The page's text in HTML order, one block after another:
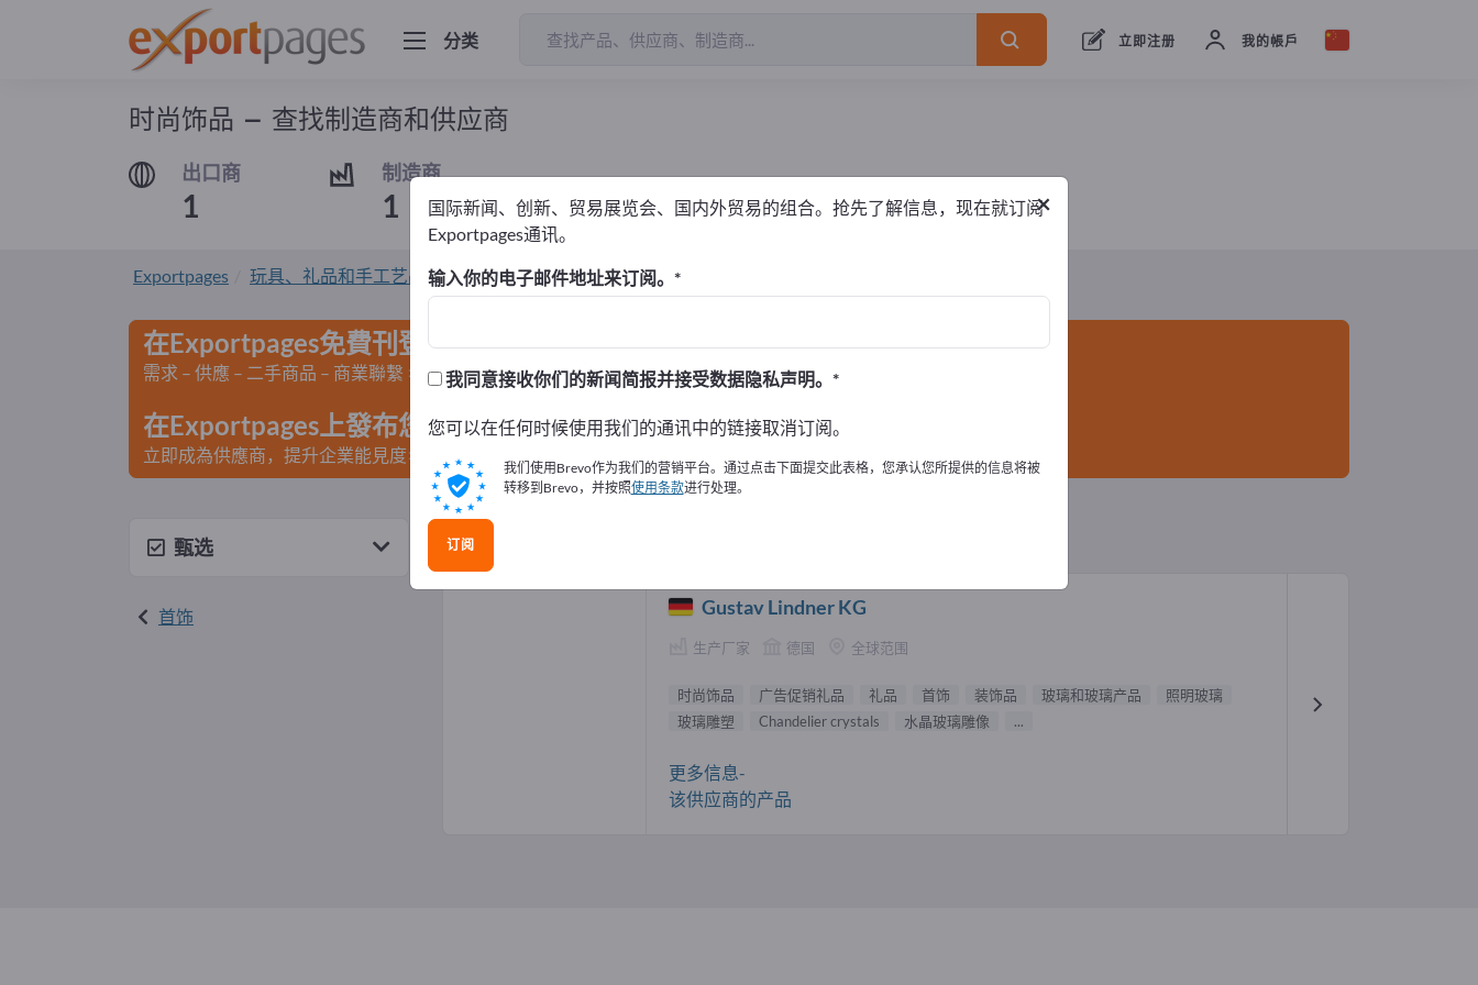
分类 立即注册 我的帳戶
时尚饰品 – 查找制造商和供应商
出口商
1
制造商
1
出口商1 制造商
Exportpages 玩具、礼品和手工艺品 首饰 时尚饰品
在Exportpages免費刊登廣告！
需求 – 供應 – 二手商品 – 商業聯繫 >> 由此開始
在Exportpages上發布您的公司與產品資訊。
立即成為供應商，提升企業能見度>> 點此發布資訊
甄选
首饰
时尚饰品 供應商 (1)
Gustav Lindner KG
生产厂家 德国 全球范围
时尚饰品 广告促销礼品 礼品 首饰 装饰品 玻璃和玻璃产品
照明玻璃
玻璃雕塑
Chandelier crystals 水晶玻璃雕像 ...
更多信息-
该供应商的产品
×
国际新闻、创新、贸易展览会、国内外贸易的组合。抢先了解信息，现在就订阅
Exportpages通讯。
输入你的电子邮件地址来订阅。
我同意接收你们的新闻简报并接受数据隐私声明。
您可以在任何时候使用我们的通讯中的链接取消订阅。
我们使用Brevo作为我们的营销平台。通过点击下面提交此表格，您承认您所提供的信息将被
转移到Brevo，并按照使用条款进行处理。
订阅